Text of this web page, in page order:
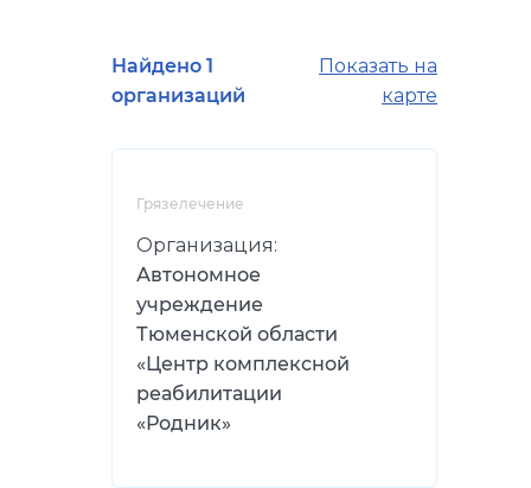
Найдено 1
организаций
Показать на
карте
Грязелечение
Организация:
Автономное
учреждение
Тюменской области
«Центр комплексной
реабилитации
«Родник»